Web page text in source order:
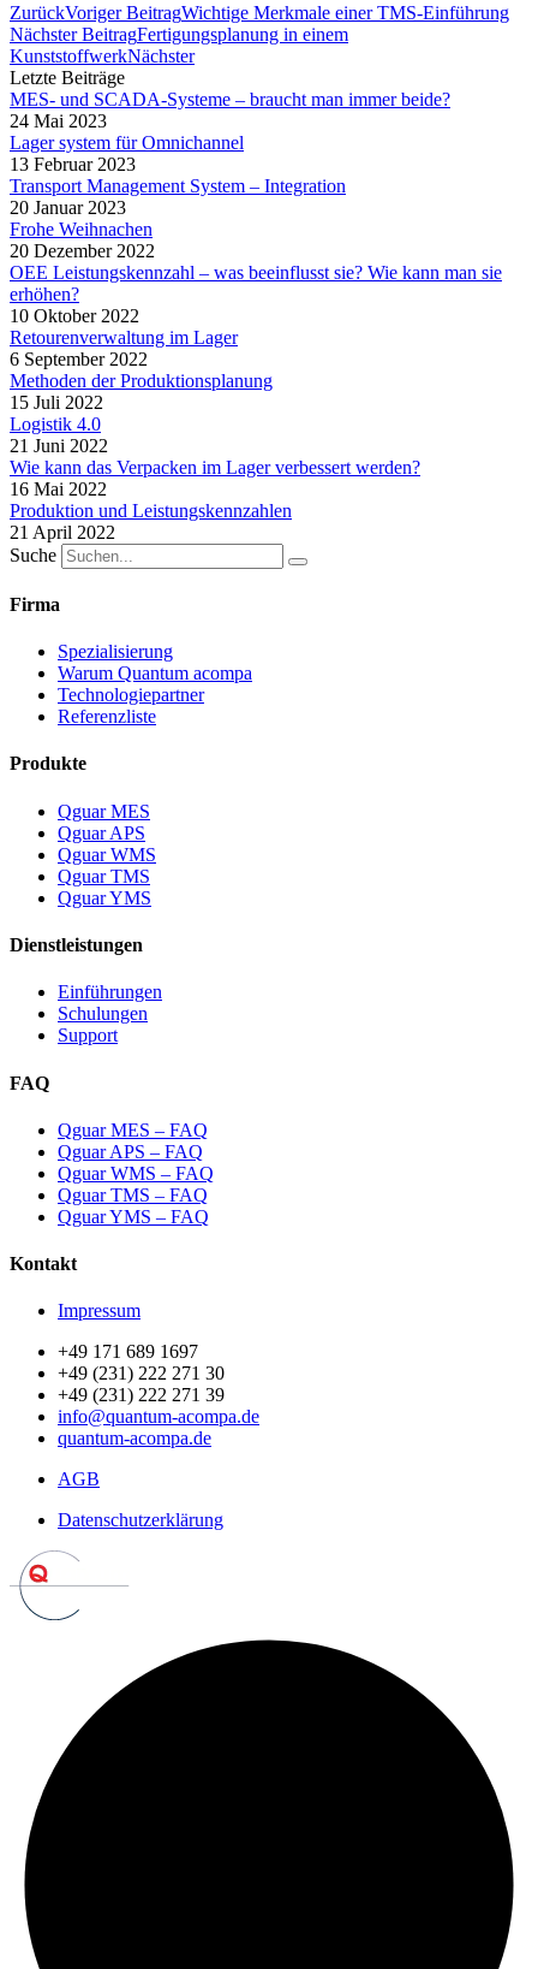
ZurückVoriger BeitragWichtige Merkmale einer TMS-Einführung
Nächster BeitragFertigungsplanung in einem
KunststoffwerkNächster
Letzte Beiträge
MES- und SCADA-Systeme – braucht man immer beide?
24 Mai 2023
Lager system für Omnichannel
13 Februar 2023
Transport Management System – Integration
20 Januar 2023
Frohe Weihnachen
20 Dezember 2022
OEE Leistungskennzahl – was beeinflusst sie? Wie kann man sie
erhöhen?
10 Oktober 2022
Retourenverwaltung im Lager
6 September 2022
Methoden der Produktionsplanung
15 Juli 2022
Logistik 4.0
21 Juni 2022
Wie kann das Verpacken im Lager verbessert werden?
16 Mai 2022
Produktion und Leistungskennzahlen
21 April 2022
Suche
Firma
Spezialisierung
Warum Quantum acompa
Technologiepartner
Referenzliste
Produkte
Qguar MES
Qguar APS
Qguar WMS
Qguar TMS
Qguar YMS
Dienstleistungen
Einführungen
Schulungen
Support
FAQ
Qguar MES – FAQ
Qguar APS – FAQ
Qguar WMS – FAQ
Qguar TMS – FAQ
Qguar YMS – FAQ
Kontakt
Impressum
+49 171 689 1697
+49 (231) 222 271 30
+49 (231) 222 271 39
info@quantum-acompa.de
quantum-acompa.de
AGB
Datenschutzerklärung